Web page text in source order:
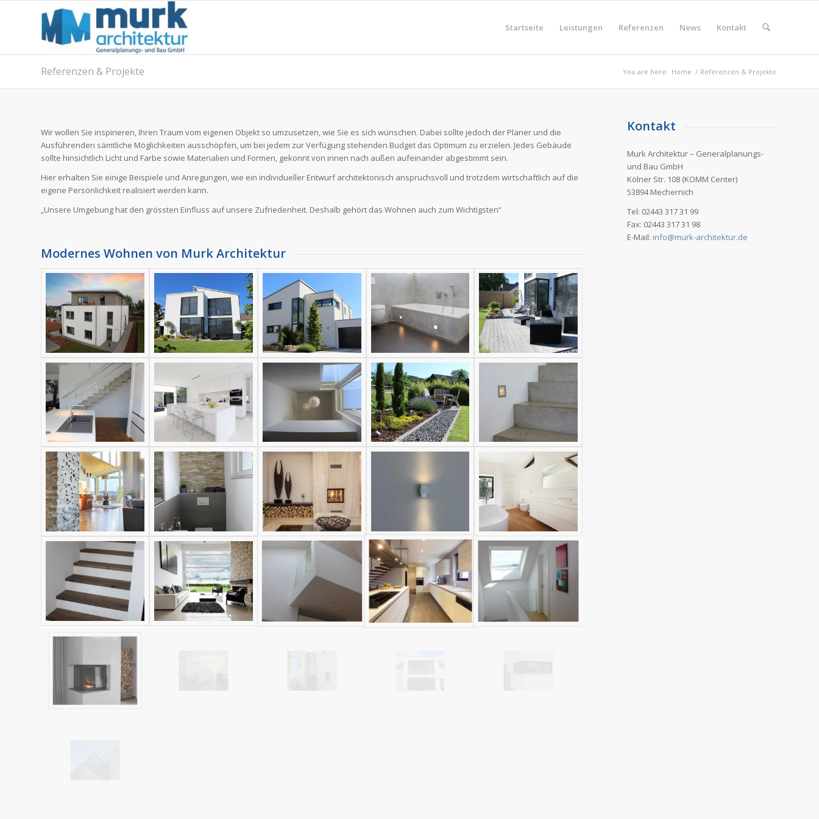
Startseite Leistungen Referenzen News Kontakt
Referenzen & Projekte You are here: Home / Referenzen & Projekte
Wir wollen Sie inspirieren, Ihren Traum vom eigenen Objekt so umzusetzen, wie Sie es sich wünschen. Dabei sollte jedoch der Planer und die
Ausführenden sämtliche Möglichkeiten ausschöpfen, um bei jedem zur Verfügung stehenden Budget das Optimum zu erzielen. Jedes Gebäude
sollte hinsichtlich Licht und Farbe sowie Materialien und Formen, gekonnt von innen nach außen aufeinander abgestimmt sein.
Hier erhalten Sie einige Beispiele und Anregungen, wie ein individueller Entwurf architektonisch anspruchsvoll und trotzdem wirtschaftlich auf die
eigene Persönlichkeit realisiert werden kann.
„Unsere Umgebung hat den grössten Einfluss auf unsere Zufriedenheit. Deshalb gehört das Wohnen auch zum Wichtigsten“
Modernes Wohnen von Murk Architektur
Kontakt
Murk Architektur – Generalplanungs-
und Bau GmbH
Kölner Str. 108 (KOMM Center)
53894 Mechernich
Tel: 02443 317 31 99
Fax: 02443 317 31 98
E-Mail: info@murk-architektur.de